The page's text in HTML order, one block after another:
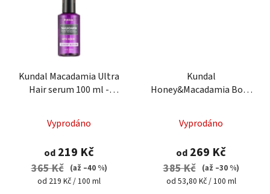
Kundal Macadamia Ultra
Hair serum 100 ml -
vlasy
Vyprodáno
od 219 Kč
365 Kč
(až –40 %)
Měrná
od 219 Kč / 100 ml
Kundal
Honey&Macadamia Body
tělové mléko
Vyprodáno
od 269 Kč
385 Kč
(až –30 %)
Měrná
od 53,80 Kč / 100 ml